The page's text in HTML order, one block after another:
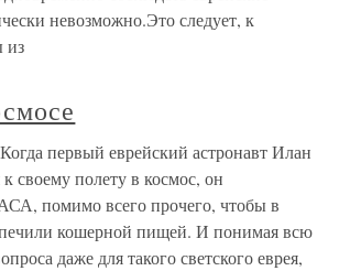
невозможно.Это следует, к
из
первый еврейский астронавт Илан
своему полету в космос, он
помимо всего прочего, чтобы в
кошерной пищей. И понимая всю
даже для такого светского еврея,